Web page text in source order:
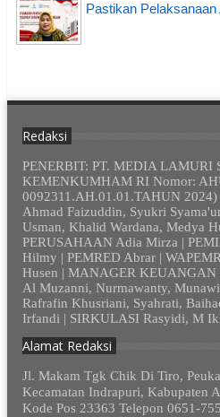
Pastikan
Redaksi
PENERBIT: PT. MEDIA LAMURI
KEMENKUMHAM RI Nomor:
0092311.AH.01.01.TAHUN
Ahmad Faizuddin, Syukri
Usman, Khalid Wardana, Medya
PERUSAHAAN Adia Mirza |
Hilmy | PEMRED Abrar |
Husen | MANAGER KEUANGAN
Al Muzanni, Nurmawanty,
Rafrafin Khusriani, Syahrati,
Irfandi | SIRKULASI Rasyidi, M
Alamat Redaksi
Jl. Makam Tgk Chik Di Tiro,
Kecamatan Indrapuri, Kabupaten
Kode Pos 23363 Telepon 0651-